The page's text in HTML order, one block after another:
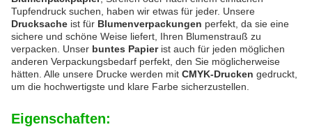
Tupfendruck suchen, haben wir etwas für jeder. Unsere
Drucksache ist für Blumenverpackungen perfekt, da sie eine
sichere und schöne Weise liefert, Ihren Blumenstrauß zu
verpacken. Unser buntes Papierist auch für jeden möglichen
anderen Verpackungsbedarf perfekt, den Sie möglicherweise
hätten. Alle unsere Drucke werden mit CMYK-Drucken gedruckt,
um die hochwertigste und klare Farbe sicherzustellen.
Eigenschaften: